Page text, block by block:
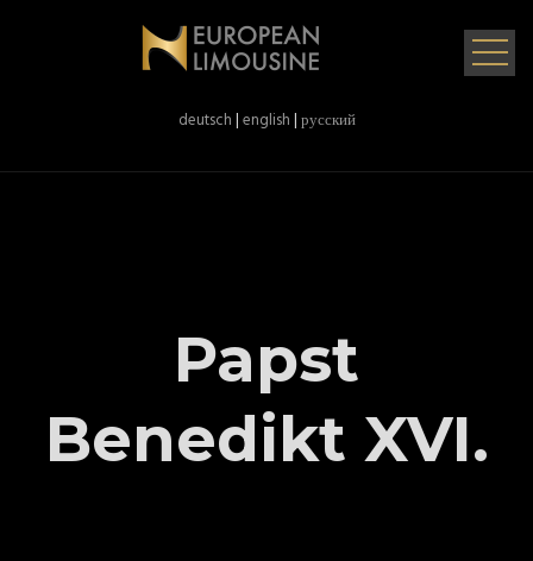
deutsch|english|русский
Papst
Benedikt XVI.